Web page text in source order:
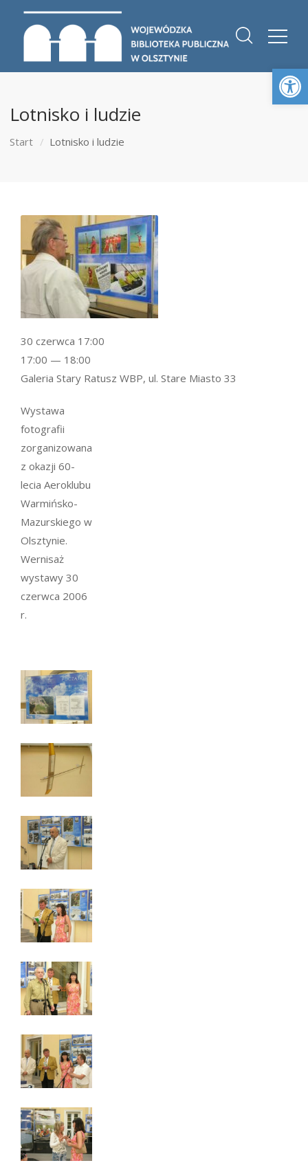
Lotnisko i ludzie
Start Lotnisko i ludzie
Wystawa
fotografii
zorganizowana
z okazji 60-
lecia Aeroklubu
Warmińsko-
Mazurskiego w
Olsztynie.
Wernisaż
wystawy 30
czerwca 2006
r.
30 czerwca 17:00
17:00 — 18:00
Galeria Stary Ratusz WBP, ul. Stare Miasto 33